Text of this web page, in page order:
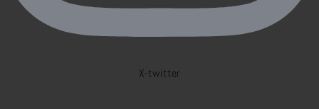
X-twitter